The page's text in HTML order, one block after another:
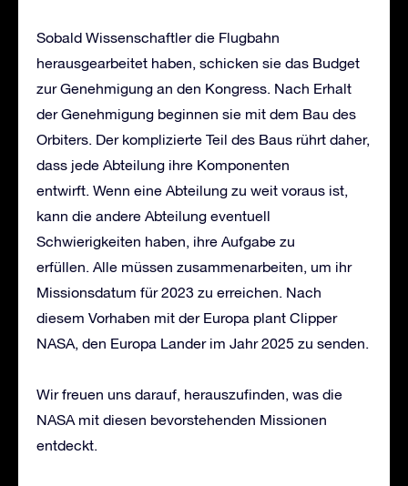
Sobald Wissenschaftler die Flugbahn
herausgearbeitet haben, schicken sie das Budget
zur Genehmigung an den Kongress. Nach Erhalt
der Genehmigung beginnen sie mit dem Bau des
Orbiters. Der komplizierte Teil des Baus rührt daher,
dass jede Abteilung ihre Komponenten
entwirft. Wenn eine Abteilung zu weit voraus ist,
kann die andere Abteilung eventuell
Schwierigkeiten haben, ihre Aufgabe zu
erfüllen. Alle müssen zusammenarbeiten, um ihr
Missionsdatum für 2023 zu erreichen. Nach
diesem Vorhaben mit der Europa plant Clipper
NASA, den Europa Lander im Jahr 2025 zu senden.
Wir freuen uns darauf, herauszufinden, was die
NASA mit diesen bevorstehenden Missionen
entdeckt.